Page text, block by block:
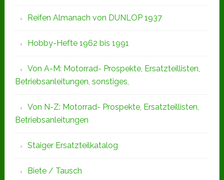
Reifen Almanach von DUNLOP 1937
Hobby-Hefte 1962 bis 1991
Von A-M: Motorrad- Prospekte, Ersatzteillisten,
Betriebsanleitungen, sonstiges,
Von N-Z: Motorrad- Prospekte, Ersatzteillisten,
Betriebsanleitungen
Staiger Ersatzteilkatalog
Biete / Tausch